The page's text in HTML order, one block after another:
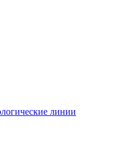
линии